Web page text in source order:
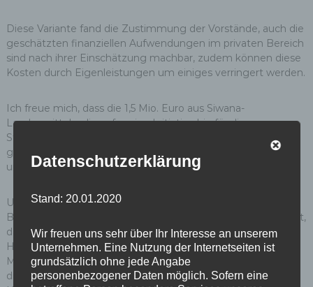
Diese Variante fand die Zustimmung der Vorstände, auch die
geschätzten finanziellen Aufwendungen im privaten Bereich
sind nach ihrer Einschätzung machbar, zudem können diese
Kosten durch Eigenleistungen um einiges verringert werden.
Ich freue mich, dass die 1,5 Mio. Euro aus Siwana-
Landesmitteln, die auf meine Initiative hin für die
Starkregenvorsorge in den Mäckeritzwiesen zur Verfügung
gestellt werden, jetzt endlich zur Ertüchtigung des Grabens
und zur Errichtung des Pumpwerks verwendet werden.
Ulf Wilhelm hat noch am selben Abend zwei Anträge für die
Bezirksverordnetenversammlung in Reinickendorf formuliert,
damit die Unterhaltung der zukünftigen
Hochwasserschutzanlage im Bereich ehemaliger
Mäckeritzgraben durch den Bezirk übernommen wird und
die Unterhaltungskosten dieser zukünftigen
Datenschutzerklärung
Stand: 20.01.2020
Wir freuen uns sehr über Ihr Interesse an unserem
Unternehmen. Eine Nutzung der Internetseiten ist
grundsätzlich ohne jede Angabe
personenbezogener Daten möglich. Sofern eine